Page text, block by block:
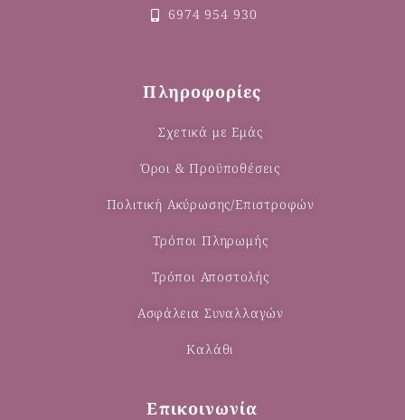
6974 954 930
Πληροφορίες
Σχετικά με Εμάς
Όροι & Προϋποθέσεις
Πολιτική Ακύρωσης/Επιστροφών
Τρόποι Πληρωμής
Τρόποι Αποστολής
Ασφάλεια Συναλλαγών
Καλάθι
Επικοινωνία